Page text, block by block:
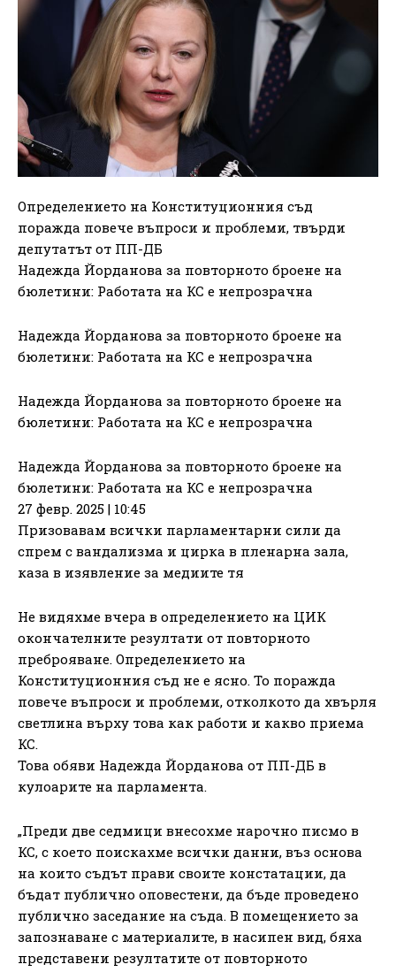
Определението на Конституционния съд
поражда повече въпроси и проблеми, твърди
депутатът от ПП-ДБ
Надежда Йорданова за повторното броене на
бюлетини: Работата на КС е непрозрачна
Надежда Йорданова за повторното броене на
бюлетини: Работата на КС е непрозрачна
Надежда Йорданова за повторното броене на
бюлетини: Работата на КС е непрозрачна
Надежда Йорданова за повторното броене на
бюлетини: Работата на КС е непрозрачна
27 февр. 2025 | 10:45
Призовавам всички парламентарни сили да
спрем с вандализма и цирка в пленарна зала,
каза в изявление за медиите тя
Не видяхме вчера в определението на ЦИК
окончателните резултати от повторното
преброяване. Определението на
Конституционния съд не е ясно. То поражда
повече въпроси и проблеми, отколкото да хвърля
светлина върху това как работи и какво приема
КС.
Това обяви Надежда Йорданова от ПП-ДБ в
кулоарите на парламента.
„Преди две седмици внесохме нарочно писмо в
КС, с което поискахме всички данни, въз основа
на които съдът прави своите констатации, да
бъдат публично оповестени, да бъде проведено
публично заседание на съда. В помещението за
запознаване с материалите, в насипен вид, бяха
представени резултатите от повторното